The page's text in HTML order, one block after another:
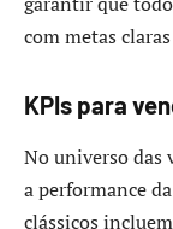
com metas
KPIs para
No universo das
a performance
clássicos